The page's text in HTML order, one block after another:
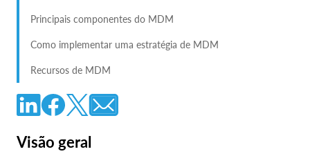
Principais componentes do MDM
Como implementar uma estratégia de MDM
Recursos de MDM
Visão geral